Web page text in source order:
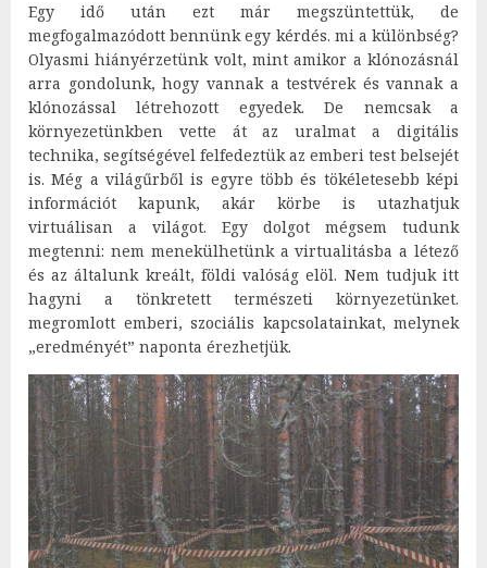
Egy idő után ezt már megszüntettük, de
megfogalmazódott bennünk egy kérdés. mi a különbség?
Olyasmi hiányérzetünk volt, mint amikor a klónozásnál
arra gondolunk, hogy vannak a testvérek és vannak a
klónozással létrehozott egyedek. De nemcsak a
környezetünkben vette át az uralmat a digitális
technika, segítségével felfedeztük az emberi test belsejét
is. Még a világűrből is egyre több és tökéletesebb képi
információt kapunk, akár körbe is utazhatjuk
virtuálisan a világot. Egy dolgot mégsem tudunk
megtenni: nem menekülhetünk a virtualitásba a létező
és az általunk kreált, földi valóság elöl. Nem tudjuk itt
hagyni a tönkretett természeti környezetünket.
megromlott emberi, szociális kapcsolatainkat, melynek
„eredményét” naponta érezhetjük.